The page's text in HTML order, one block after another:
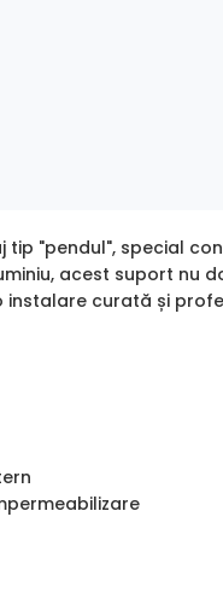
tip "pendul", special
acest suport nu
curată și